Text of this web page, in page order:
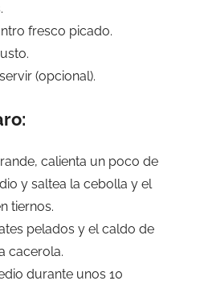
fresco picado.
(opcional).
calienta un poco de
y saltea la cebolla y el
tiernos.
pelados y el caldo de
cacerola.
durante unos 10